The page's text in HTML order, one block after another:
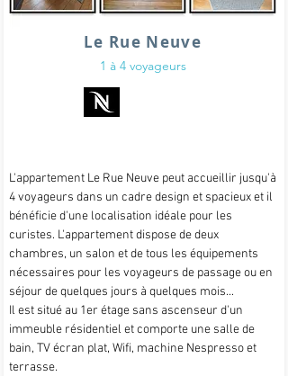
Le Rue Neuve
1 à 4 voyageurs
L'appartement Le Rue Neuve peut accueillir jusqu'à
4 voyageurs dans un cadre design et spacieux et il
bénéficie d'une localisation idéale pour les
curistes. L'appartement dispose de deux
chambres, un salon et de tous les équipements
nécessaires pour les voyageurs de passage ou en
séjour de quelques jours à quelques mois...
Il est situé au 1er étage sans ascenseur d'un
immeuble résidentiel et comporte une salle de
bain, TV écran plat, Wifi, machine Nespresso et
terrasse.